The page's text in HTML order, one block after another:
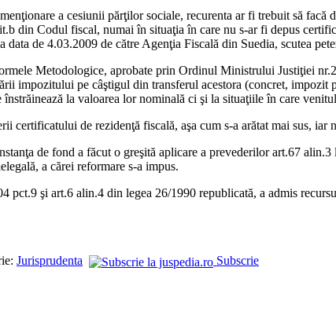
a cesiunii părţilor sociale, recurenta ar fi trebuit să
din Codul fiscal, numai în situaţia în care nu s-ar fi depus
de 4.03.2009 de către Agenţia Fiscală din Suedia, scutea
Metodologice, aprobate prin Ordinul Ministrului Justiţiei
impozitului pe câştigul din transferul acestora (concret,
la valoarea lor nominală ci şi la situaţiile în care
certificatului de rezidenţă fiscală, aşa cum s-a arătat mai sus,
de fond a făcut o greşită aplicare a prevederilor art.67
a cărei reformare s-a impus.
pct.9 şi art.6 alin.4 din legea 26/1990 republicată, a admis
Jurisprudenta Subscrie